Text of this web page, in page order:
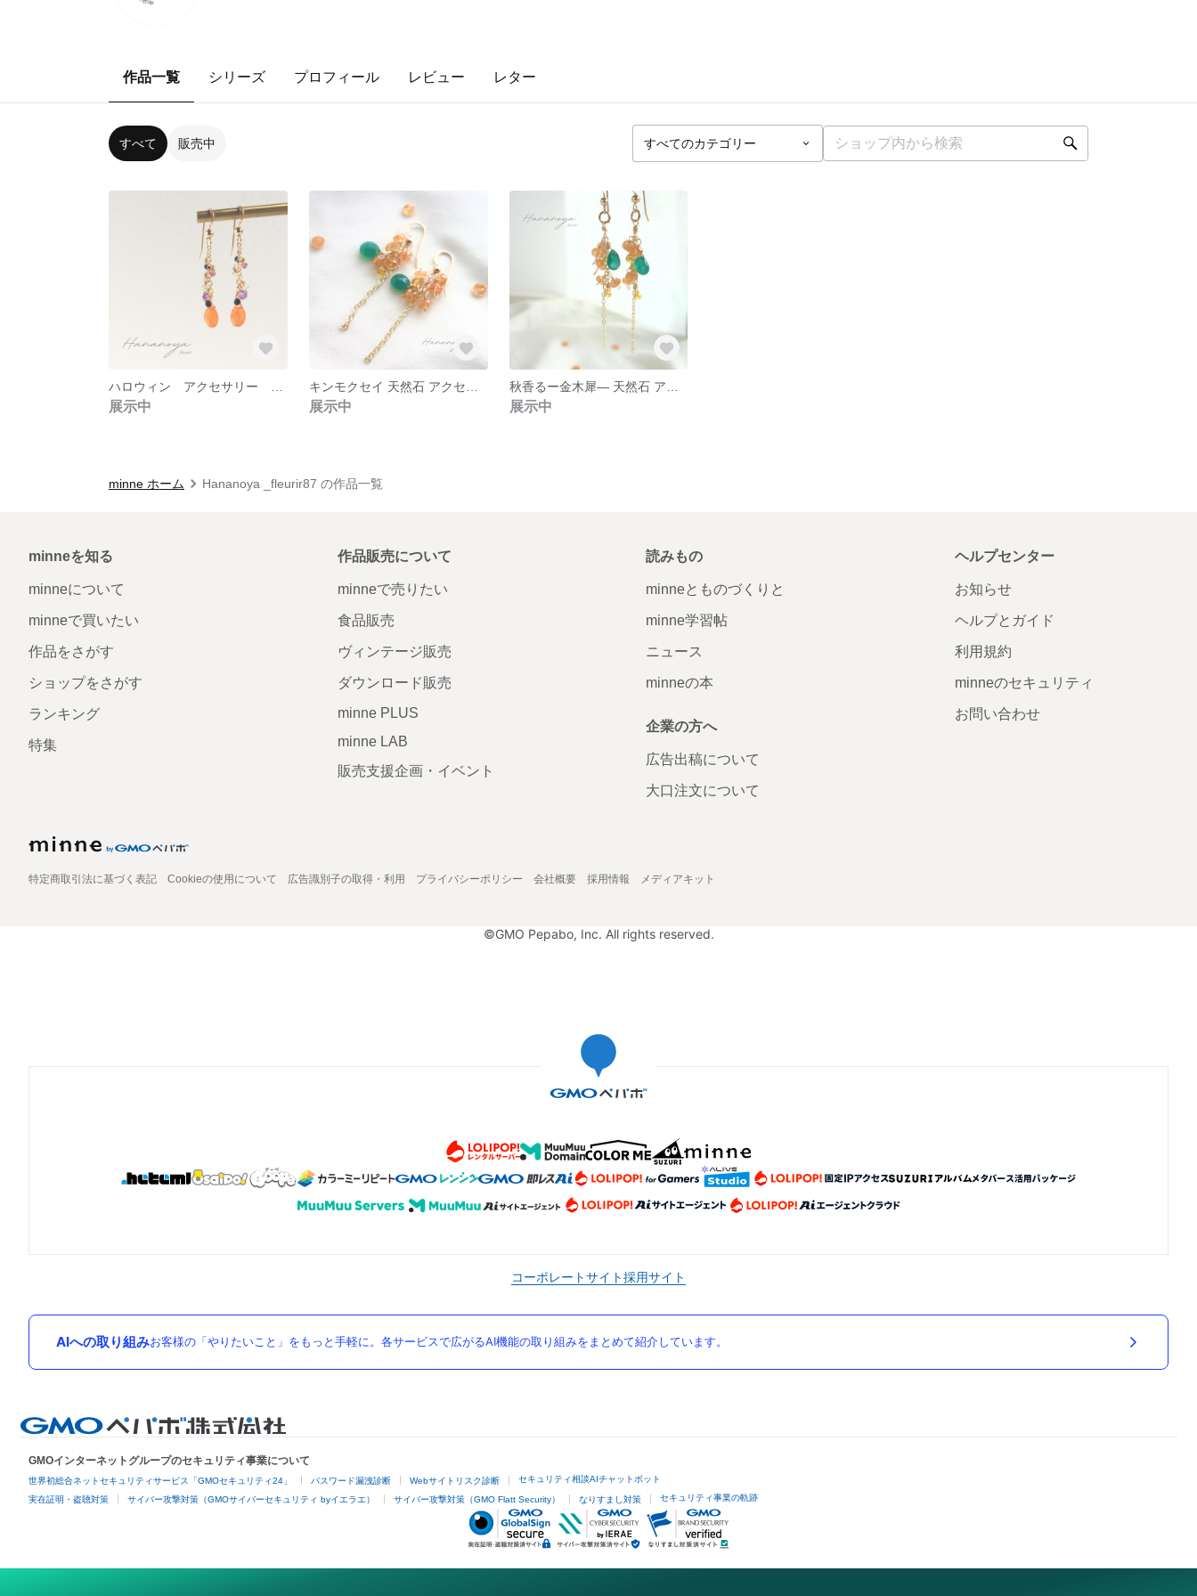
作品一覧 シリーズ プロフィール レビュー レター
すべて 販売中
展示中 展示中 展示中
minne ホーム Hananoya _fleurir87 の作品一覧
minneを知る
minneについて
minneで買いたい
作品をさがす
ショップをさがす
ランキング
特集
作品販売について
minneで売りたい
食品販売
ヴィンテージ販売
ダウンロード販売
minne PLUS
minne LAB
販売支援企画・イベント
読みもの
minneとものづくりと
minne学習帖
ニュース
minneの本
企業の方へ
広告出稿について
大口注文について
ヘルプセンター
お知らせ
ヘルプとガイド
利用規約
minneのセキュリティ
お問い合わせ
特定商取引法に基づく表記 Cookieの使用について 広告識別子の取得・利用 プライバシーポリシー 会社概要 採用情報 メディアキット
©GMO Pepabo, Inc. All rights reserved.
コーポレートサイト採用サイト
AIへの取り組みお客様の「やりたいこと」をもっと手軽に。各サービスで広がるAI機能の取り組みをまとめて紹介しています。
GMOインターネットグループのセキュリティ事業について
世界初総合ネットセキュリティサービス「GMOセキュリティ24」 パスワード漏洩診断 Webサイトリスク診断 セキュリティ相談AIチャットボット
実在証明・盗聴対策 サイバー攻撃対策（GMOサイバーセキュリティ byイエラエ） サイバー攻撃対策（GMO Flatt Security） なりすまし対策 セキュリティ事業の軌跡